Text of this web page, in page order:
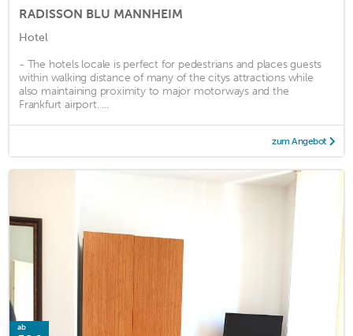
RADISSON BLU MANNHEIM
Hotel
- The hotels locale is perfect for pedestrians and places guests
within walking distance of many of the citys attractions while
also maintaining proximity to major motorways and the
Frankfurt airport. ...
zum Angebot
ab